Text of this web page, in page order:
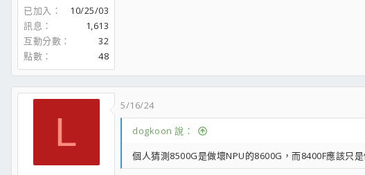
已加入
10/25/03
訊息
1,613
互動分數
32
點數
48
L
5/16/24
dogkoon 說：
個人猜測8500G是做壞NPU的8600G，而8400F應該只